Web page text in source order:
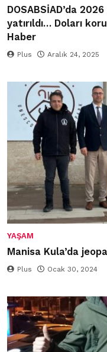
DOSABSİAD’da
yatırıldı… Doları
Haber
Plus Aralık 24, 2025
YAŞAM
Manisa Kula’da
Plus Ocak 30, 2024